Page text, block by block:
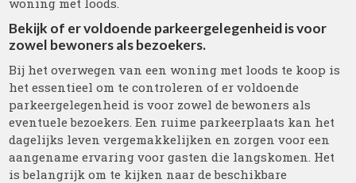
woning met loods.
Bekijk of er voldoende parkeergelegenheid is voor
zowel bewoners als bezoekers.
Bij het overwegen van een woning met loods te koop is
het essentieel om te controleren of er voldoende
parkeergelegenheid is voor zowel de bewoners als
eventuele bezoekers. Een ruime parkeerplaats kan het
dagelijks leven vergemakkelijken en zorgen voor een
aangename ervaring voor gasten die langskomen. Het
is belangrijk om te kijken naar de beschikbare